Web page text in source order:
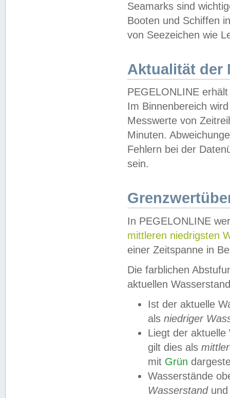
Seamarks sind
Booten und Schiffen
von Seezeichen wie
Aktualität der
PEGELONLINE
Im Binnenbereich
Messwerte von
Minuten.
Fehlern bei der
sein.
In PEGELONLINE
mittleren niedrigsten
einer Zeitspanne in
Die farblichen
aktuellen
Ist der aktuelle
als niedriger
Liegt der
gilt dies als
mit Grün
Wasserstände
Wasserstandund